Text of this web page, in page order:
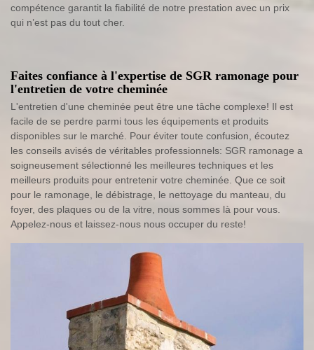
compétence garantit la fiabilité de notre prestation avec un prix
qui n’est pas du tout cher.
Faites confiance à l'expertise de SGR ramonage pour
l'entretien de votre cheminée
L'entretien d'une cheminée peut être une tâche complexe! Il est
facile de se perdre parmi tous les équipements et produits
disponibles sur le marché. Pour éviter toute confusion, écoutez
les conseils avisés de véritables professionnels: SGR ramonage a
soigneusement sélectionné les meilleures techniques et les
meilleurs produits pour entretenir votre cheminée. Que ce soit
pour le ramonage, le débistrage, le nettoyage du manteau, du
foyer, des plaques ou de la vitre, nous sommes là pour vous.
Appelez-nous et laissez-nous nous occuper du reste!